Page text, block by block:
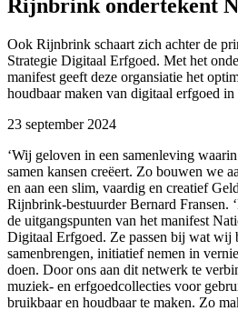
Rijnbrink ondertekent
Ook Rijnbrink schaart zich achter de
Strategie Digitaal Erfgoed. Met het
manifest geeft deze organsiatie het
houdbaar maken van digitaal erfgoed
23 september 2024
‘Wij geloven in een samenleving
samen kansen creëert. Zo bouwen we
en aan een slim, vaardig en creatief
Rijnbrink-bestuurder Bernard Fransen.
de uitgangspunten van het manifest
Digitaal Erfgoed. Ze passen bij wat wij
samenbrengen, initiatief nemen in
doen. Door ons aan dit netwerk te
muziek- en erfgoedcollecties voor
bruikbaar en houdbaar te maken. Zo